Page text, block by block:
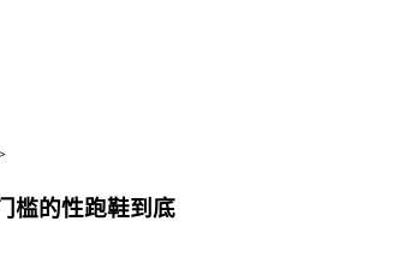
槛的性跑鞋到底